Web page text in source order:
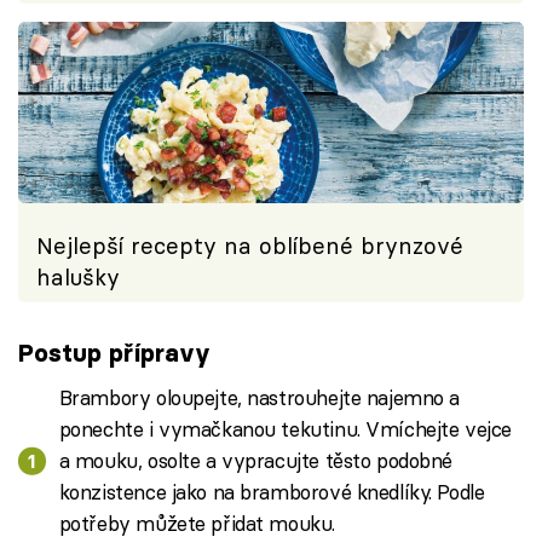
Nejlepší recepty na oblíbené brynzové
halušky
Postup přípravy
Brambory oloupejte, nastrouhejte najemno a
ponechte i vymačkanou tekutinu. Vmíchejte vejce
a mouku, osolte a vypracujte těsto podobné
konzistence jako na bramborové knedlíky. Podle
potřeby můžete přidat mouku.